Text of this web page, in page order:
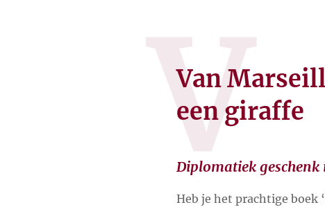
V
Van
een giraffe
Diplomatiek geschenk
Heb je het prachtige boek